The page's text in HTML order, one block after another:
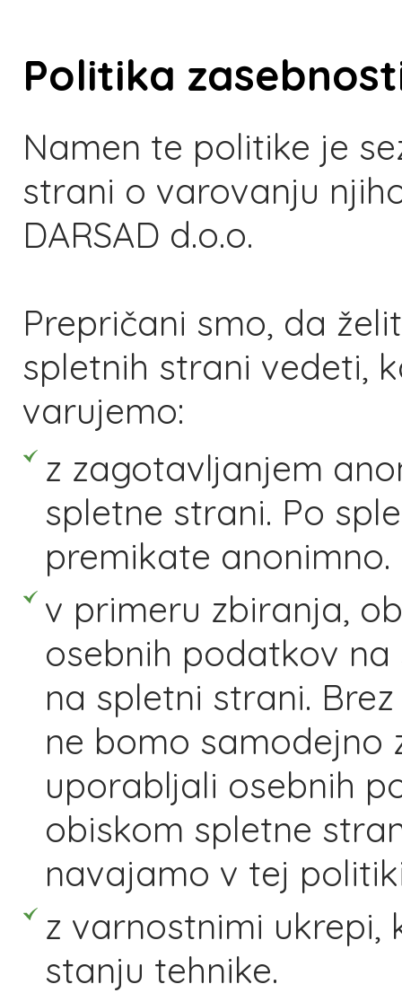
Politika
Namen te politike je
strani o varovanju
DARSAD d.o.o.
Prepričani smo, da
spletnih strani vedeti,
varujemo:
z zagotavljanjem
spletne strani. Po
premikate anonimno.
v primeru zbiranja,
osebnih podatkov
na spletni strani.
ne bomo samodejno
uporabljali osebnih
obiskom spletne
navajamo v tej
z varnostnimi ukrepi,
stanju tehnike.